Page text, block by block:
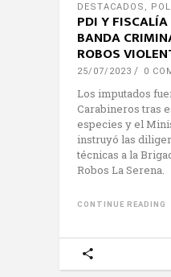
DESTACADOS ,
PDI Y
BANDA
ROBOS
25/07/2023 0
Los imputados
Carabineros tras
especies y el
instruyó las
técnicas a la
Robos La Serena.
CONTINUE READING